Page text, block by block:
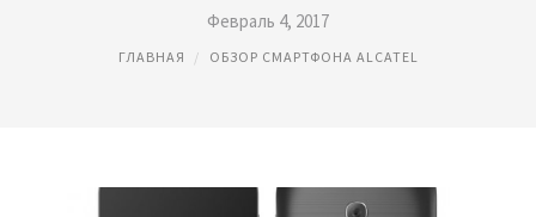
Февраль 4, 2017
ГЛАВНАЯ ОБЗОР СМАРТФОНА ALCATEL